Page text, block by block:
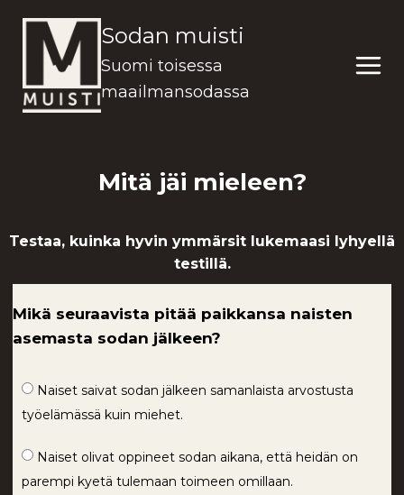
sisältöön
Sodan muisti
Suomi toisessa
maailmansodassa
Mitä jäi mieleen?
Testaa, kuinka hyvin ymmärsit lukemaasi lyhyellä
testillä.
Mikä seuraavista pitää paikkansa naisten
asemasta sodan jälkeen?
Naiset saivat sodan jälkeen samanlaista arvostusta
työelämässä kuin miehet.
Naiset olivat oppineet sodan aikana, että heidän on
parempi kyetä tulemaan toimeen omillaan.